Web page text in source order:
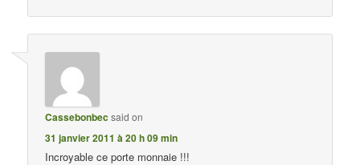
Cassebonbecsaid on
31 janvier 2011 à 20 h 09 min
Incroyable ce porte monnaie !!!